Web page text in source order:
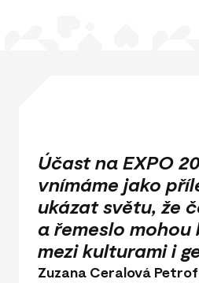
Účast na EXPO
vnímáme jako
ukázat světu, že
a řemeslo
mezi kulturami i
Zuzana Ceralová